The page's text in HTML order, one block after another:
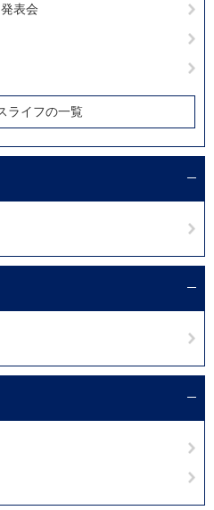
表会
ライフの一覧